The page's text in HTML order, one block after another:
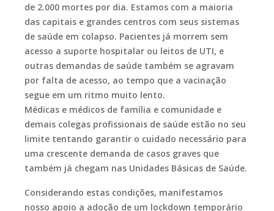
de 2.000 mortes por dia. Estamos com a maioria
das capitais e grandes centros com seus sistemas
de saúde em colapso. Pacientes já morrem sem
acesso a suporte hospitalar ou leitos de UTI, e
outras demandas de saúde também se agravam
por falta de acesso, ao tempo que a vacinação
segue em um ritmo muito lento.
Médicas e médicos de família e comunidade e
demais colegas profissionais de saúde estão no seu
limite tentando garantir o cuidado necessário para
uma crescente demanda de casos graves que
também já chegam nas Unidades Básicas de Saúde.
Considerando estas condições, manifestamos
nosso apoio a adoção de um lockdown temporário